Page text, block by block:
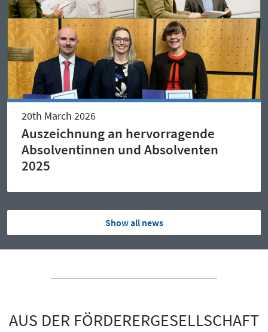
20th March 2026
Auszeichnung an hervorragende
Absolventinnen und Absolventen
2025
Show all news
AUS DER FÖRDERERGESELLSCHAFT